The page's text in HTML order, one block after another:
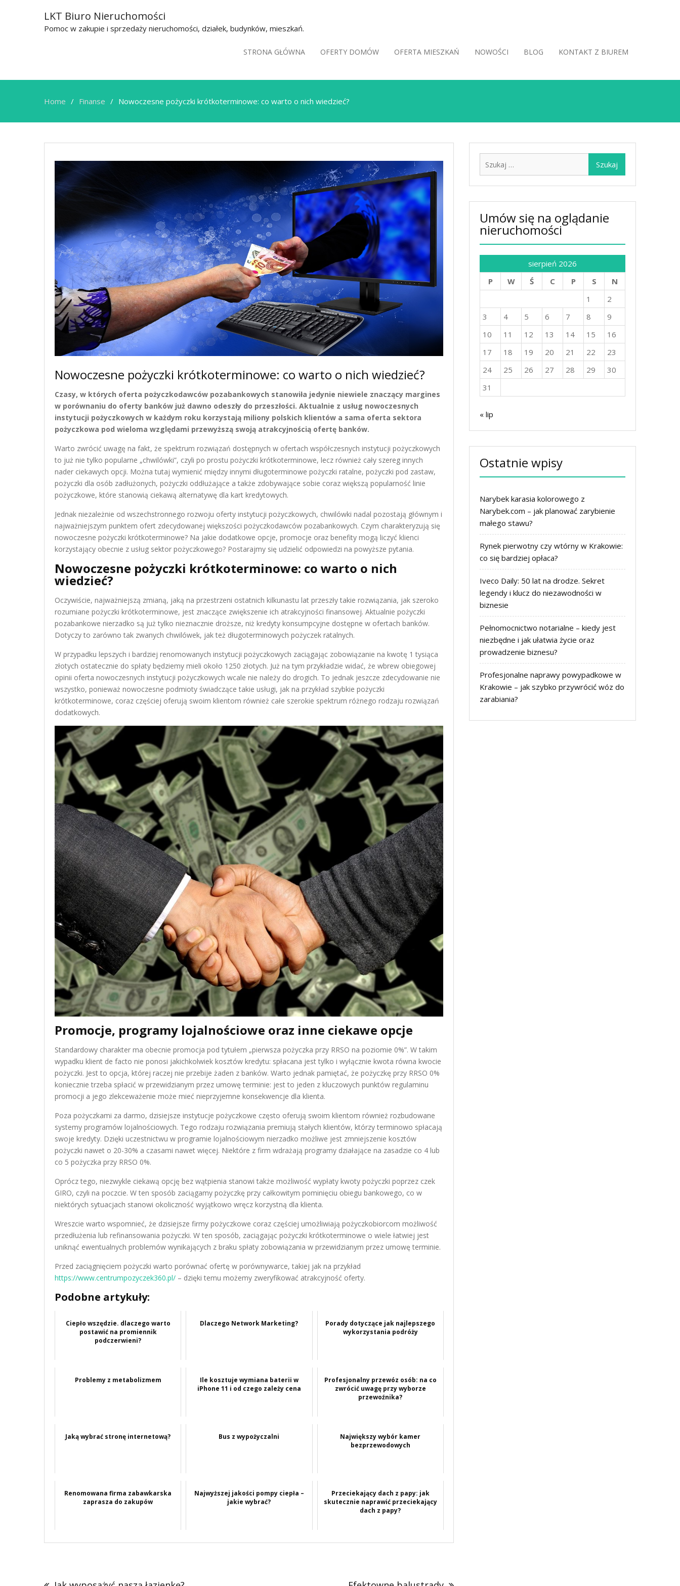
LKT Biuro Nieruchomości
Pomoc w zakupie i sprzedaży nieruchomości, działek, budynków, mieszkań.
STRONA GŁÓWNA OFERTY DOMÓW OFERTA MIESZKAŃ NOWOŚCI BLOG KONTAKT Z BIUREM
Home Finanse Nowoczesne pożyczki krótkoterminowe: co warto o nich wiedzieć?
Nowoczesne pożyczki krótkoterminowe: co warto o nich wiedzieć?
Czasy, w których oferta pożyczkodawców pozabankowych stanowiła jedynie niewiele znaczący margines
w porównaniu do oferty banków już dawno odeszły do przeszłości. Aktualnie z usług nowoczesnych
instytucji pożyczkowych w każdym roku korzystają miliony polskich klientów a sama oferta sektora
pożyczkowa pod wieloma względami przewyższą swoją atrakcyjnością ofertę banków.
Warto zwrócić uwagę na fakt, że spektrum rozwiązań dostępnych w ofertach współczesnych instytucji pożyczkowych
to już nie tylko popularne „chwilówki”, czyli po prostu pożyczki krótkoterminowe, lecz również cały szereg innych
nader ciekawych opcji. Można tutaj wymienić między innymi długoterminowe pożyczki ratalne, pożyczki pod zastaw,
pożyczki dla osób zadłużonych, pożyczki oddłużające a także zdobywające sobie coraz większą popularność linie
pożyczkowe, które stanowią ciekawą alternatywę dla kart kredytowych.
Jednak niezależnie od wszechstronnego rozwoju oferty instytucji pożyczkowych, chwilówki nadal pozostają głównym i
najważniejszym punktem ofert zdecydowanej większości pożyczkodawców pozabankowych. Czym charakteryzują się
nowoczesne pożyczki krótkoterminowe? Na jakie dodatkowe opcje, promocje oraz benefity mogą liczyć klienci
korzystający obecnie z usług sektor pożyczkowego? Postarajmy się udzielić odpowiedzi na powyższe pytania.
Nowoczesne pożyczki krótkoterminowe: co warto o nich
wiedzieć?
Oczywiście, najważniejszą zmianą, jaką na przestrzeni ostatnich kilkunastu lat przeszły takie rozwiązania, jak szeroko
rozumiane pożyczki krótkoterminowe, jest znaczące zwiększenie ich atrakcyjności finansowej. Aktualnie pożyczki
pozabankowe nierzadko są już tylko nieznacznie droższe, niż kredyty konsumpcyjne dostępne w ofertach banków.
Dotyczy to zarówno tak zwanych chwilówek, jak też długoterminowych pożyczek ratalnych.
W przypadku lepszych i bardziej renomowanych instytucji pożyczkowych zaciągając zobowiązanie na kwotę 1 tysiąca
złotych ostatecznie do spłaty będziemy mieli około 1250 złotych. Już na tym przykładzie widać, że wbrew obiegowej
opinii oferta nowoczesnych instytucji pożyczkowych wcale nie należy do drogich. To jednak jeszcze zdecydowanie nie
wszystko, ponieważ nowoczesne podmioty świadczące takie usługi, jak na przykład szybkie pożyczki
krótkoterminowe, coraz częściej oferują swoim klientom również całe szerokie spektrum różnego rodzaju rozwiązań
dodatkowych.
Promocje, programy lojalnościowe oraz inne ciekawe opcje
Standardowy charakter ma obecnie promocja pod tytułem „pierwsza pożyczka przy RRSO na poziomie 0%”. W takim
wypadku klient de facto nie ponosi jakichkolwiek kosztów kredytu: spłacana jest tylko i wyłącznie kwota równa kwocie
pożyczki. Jest to opcja, której raczej nie przebije żaden z banków. Warto jednak pamiętać, że pożyczkę przy RRSO 0%
koniecznie trzeba spłacić w przewidzianym przez umowę terminie: jest to jeden z kluczowych punktów regulaminu
promocji a jego zlekceważenie może mieć nieprzyjemne konsekwencje dla klienta.
Poza pożyczkami za darmo, dzisiejsze instytucje pożyczkowe często oferują swoim klientom również rozbudowane
systemy programów lojalnościowych. Tego rodzaju rozwiązania premiują stałych klientów, którzy terminowo spłacają
swoje kredyty. Dzięki uczestnictwu w programie lojalnościowym nierzadko możliwe jest zmniejszenie kosztów
pożyczki nawet o 20-30% a czasami nawet więcej. Niektóre z firm wdrażają programy działające na zasadzie co 4 lub
co 5 pożyczka przy RRSO 0%.
Oprócz tego, niezwykle ciekawą opcję bez wątpienia stanowi także możliwość wypłaty kwoty pożyczki poprzez czek
GIRO, czyli na poczcie. W ten sposób zaciągamy pożyczkę przy całkowitym pominięciu obiegu bankowego, co w
niektórych sytuacjach stanowi okoliczność wyjątkowo wręcz korzystną dla klienta.
Wreszcie warto wspomnieć, że dzisiejsze firmy pożyczkowe coraz częściej umożliwiają pożyczkobiorcom możliwość
przedłużenia lub refinansowania pożyczki. W ten sposób, zaciągając pożyczki krótkoterminowe o wiele łatwiej jest
uniknąć ewentualnych problemów wynikających z braku spłaty zobowiązania w przewidzianym przez umowę terminie.
Przed zaciągnięciem pożyczki warto porównać ofertę w porównywarce, takiej jak na przykład
https://www.centrumpozyczek360.pl/ – dzięki temu możemy zweryfikować atrakcyjność oferty.
Podobne artykuły:
Ciepło wszędzie. dlaczego warto
postawić na promiennik
podczerwieni?
Dlaczego Network Marketing?
Porady dotyczące jak najlepszego
wykorzystania podróży
Problemy z metabolizmem
Ile kosztuje wymiana baterii w
iPhone 11 i od czego zależy cena
Profesjonalny przewóz osób: na co
zwrócić uwagę przy wyborze
przewoźnika?
Jaką wybrać stronę internetową? Bus z wypożyczalni
Największy wybór kamer
bezprzewodowych
Renomowana firma zabawkarska
zaprasza do zakupów
Najwyższej jakości pompy ciepła –
jakie wybrać?
Przeciekający dach z papy: jak
skutecznie naprawić przeciekający
dach z papy?
wpisu
Umów się na oglądanie
nieruchomości
sierpień 2026
P
W Ś C P S
N
1
2
3
4 5 6 7 8
9
10
11 12 13 14 15
16
17
18 19 20 21 22
23
24
25 26 27 28 29
30
31
« lip
Ostatnie wpisy
Narybek karasia kolorowego z
Narybek.com – jak planować zarybienie
małego stawu?
Rynek pierwotny czy wtórny w Krakowie:
co się bardziej opłaca?
Iveco Daily: 50 lat na drodze. Sekret
legendy i klucz do niezawodności w
biznesie
Pełnomocnictwo notarialne – kiedy jest
niezbędne i jak ułatwia życie oraz
prowadzenie biznesu?
Profesjonalne naprawy powypadkowe w
Krakowie – jak szybko przywrócić wóz do
zarabiania?